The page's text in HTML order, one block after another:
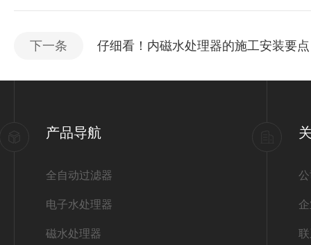
下一条 仔细看！内磁水处理器的施工安装要点
产品导航
全自动过滤器
电子水处理器
磁水处理器